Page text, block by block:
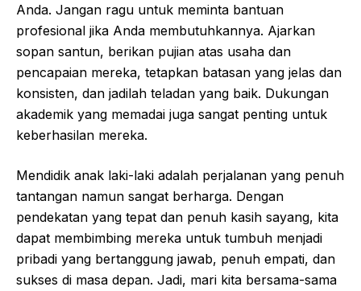
Anda. Jangan ragu untuk meminta bantuan
profesional jika Anda membutuhkannya. Ajarkan
sopan santun, berikan pujian atas usaha dan
pencapaian mereka, tetapkan batasan yang jelas dan
konsisten, dan jadilah teladan yang baik. Dukungan
akademik yang memadai juga sangat penting untuk
keberhasilan mereka.
Mendidik anak laki-laki adalah perjalanan yang penuh
tantangan namun sangat berharga. Dengan
pendekatan yang tepat dan penuh kasih sayang, kita
dapat membimbing mereka untuk tumbuh menjadi
pribadi yang bertanggung jawab, penuh empati, dan
sukses di masa depan. Jadi, mari kita bersama-sama